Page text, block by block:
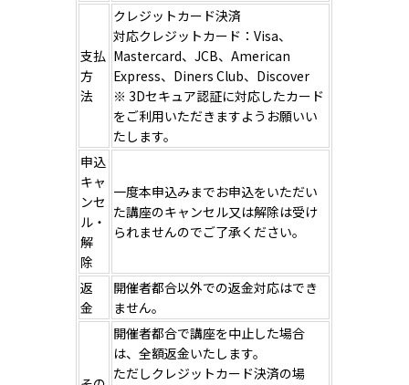
支払
方
法
クレジットカード決済
対応クレジットカード：Visa、
Mastercard、JCB、American
Express、Diners Club、Discover
※ 3Dセキュア認証に対応したカード
をご利用いただきますようお願いい
たします。
申込
キャ
ンセ
ル・
解
除
一度本申込みまでお申込をいただい
た講座のキャンセル又は解除は受け
られませんのでご了承ください。
返
金
開催者都合以外での返金対応はでき
ません。
開催者都合で講座を中止した場合
は、全額返金いたします。
ただしクレジットカード決済の場